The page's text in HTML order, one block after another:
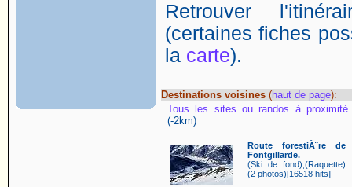
Retrouver
(certaines fiches
la carte).
Destinations voisines (haut de page):
Tous les sites ou randos à proximité
(-2km)
Route forestiÃ¨re de
Fontgillarde.
(Ski de fond),(Raquette)
(2 photos)[16518 hits]